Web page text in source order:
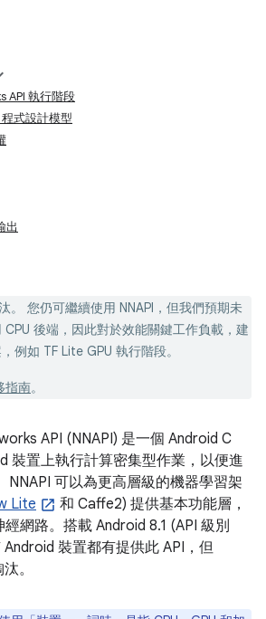
API 執行階段
式設計模型
出
。 您仍可繼續使用 NNAPI，但我們預期未
後端，因此對於效能關鍵工作負載，建
例如 TF Lite GPU 執行階段。
指南。
API (NNAPI) 是一個 Android C
裝置上執行計算密集型作業，以便進
NNAPI 可以為更高層級的機器學習架
Lite
和 Caffe2) 提供基本功能層，
網路。搭載 Android 8.1 (API 級別
裝置都有提供此 API，但
。